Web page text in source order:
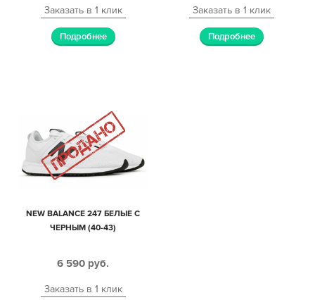
Заказать в 1 клик
Подробнее
Заказать в 1 клик
Подробнее
NEW BALANCE 247 БЕЛЫЕ С
ЧЕРНЫМ (40-43)
6 590 руб.
Заказать в 1 клик